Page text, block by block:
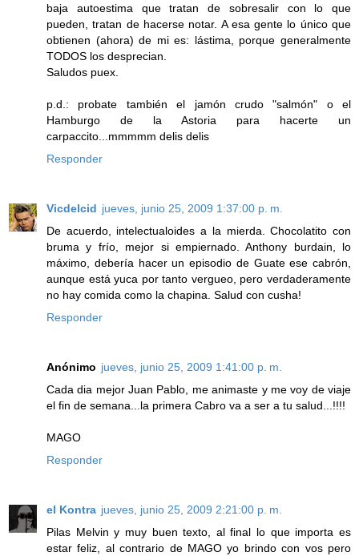
baja autoestima que tratan de sobresalir con lo que
pueden, tratan de hacerse notar. A esa gente lo único que
obtienen (ahora) de mi es: lástima, porque generalmente
TODOS los desprecian.
Saludos puex.
p.d.: probate también el jamón crudo "salmón" o el
Hamburgo de la Astoria para hacerte un
carpaccito...mmmmm delis delis
Responder
Vicdelcid jueves, junio 25, 2009 1:37:00 p. m.
De acuerdo, intelectualoides a la mierda. Chocolatito con
bruma y frío, mejor si empiernado. Anthony burdain, lo
máximo, debería hacer un episodio de Guate ese cabrón,
aunque está yuca por tanto vergueo, pero verdaderamente
no hay comida como la chapina. Salud con cusha!
Responder
Anónimo jueves, junio 25, 2009 1:41:00 p. m.
Cada dia mejor Juan Pablo, me animaste y me voy de viaje
el fin de semana...la primera Cabro va a ser a tu salud...!!!!
MAGO
Responder
el Kontra jueves, junio 25, 2009 2:21:00 p. m.
Pilas Melvin y muy buen texto, al final lo que importa es
estar feliz, al contrario de MAGO yo brindo con vos pero